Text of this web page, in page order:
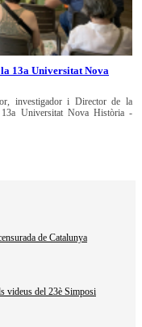
13a Universitat Nova
investigador i Director de la
Universitat Nova Història -
de Catalunya
videus del 23è Simposi